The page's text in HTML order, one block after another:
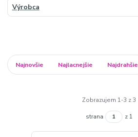
Výrobca
Najnovšie Najlacnejšie Najdrahšie
Zobrazujem 1-3 z 3
strana z 1